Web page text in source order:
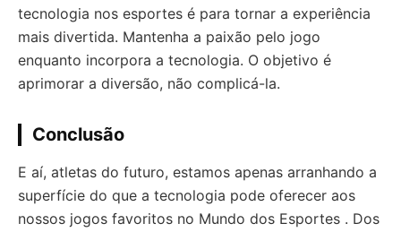
tecnologia nos esportes é para tornar a experiência
mais divertida. Mantenha a paixão pelo jogo
enquanto incorpora a tecnologia. O objetivo é
aprimorar a diversão, não complicá-la.
Conclusão
E aí, atletas do futuro, estamos apenas arranhando a
superfície do que a tecnologia pode oferecer aos
nossos jogos favoritos no Mundo dos Esportes . Dos